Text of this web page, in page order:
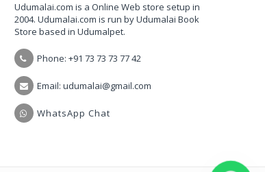
Udumalai.com is a Online Web store setup in
2004. Udumalai.com is run by Udumalai Book
Store based in Udumalpet.
Phone: +91 73 73 73 77 42
Email: udumalai@gmail.com
WhatsApp Chat